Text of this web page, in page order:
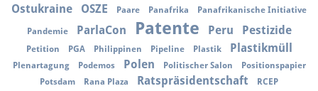
Ostukraine OSZE Paare Panafrika Panafrikanische Initiative
Pandemie ParlaCon Patente Peru Pestizide
Petition PGA Philippinen Pipeline Plastik Plastikmüll
Plenartagung Podemos Polen Politischer Salon
Positionspapier
Potsdam
Rana Plaza Ratspräsidentschaft
RCEP